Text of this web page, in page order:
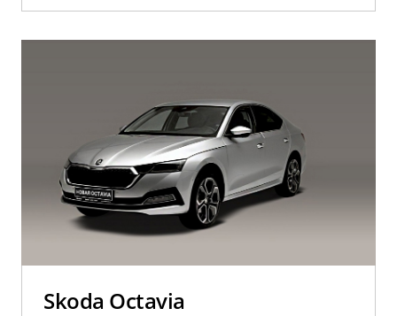
Skoda Octavia